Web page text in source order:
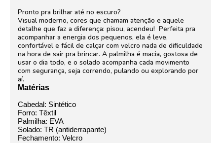
Pronto pra brilhar até no escuro?
Visual moderno, cores que chamam atenção e aquele
detalhe que faz a diferença: pisou, acendeu! Perfeita pra
acompanhar a energia dos pequenos, ela é leve,
confortável e fácil de calçar com velcro nada de dificuldade
na hora de sair pra brincar. A palmilha é macia, gostosa de
usar o dia todo, e o solado acompanha cada movimento
com segurança, seja correndo, pulando ou explorando por
aí.
Matérias
Cabedal: Sintético
Forro: Têxtil
Palmilha: EVA
Solado: TR (antiderrapante)
Fechamento: Velcro